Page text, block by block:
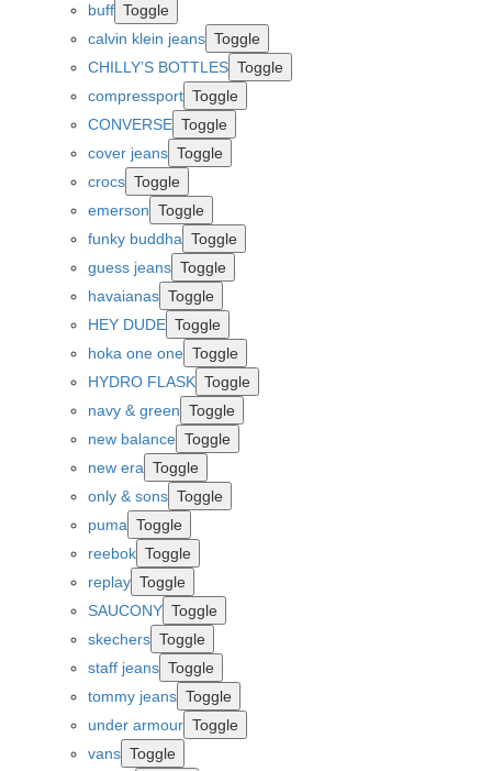
buff Toggle
calvin klein jeans Toggle
CHILLY’S BOTTLES Toggle
compressport Toggle
CONVERSE Toggle
cover jeans Toggle
crocs Toggle
emerson Toggle
funky buddha Toggle
guess jeans Toggle
havaianas Toggle
HEY DUDE Toggle
hoka one one Toggle
HYDRO FLASK Toggle
navy & green Toggle
new balance Toggle
new era Toggle
only & sons Toggle
puma Toggle
reebok Toggle
replay Toggle
SAUCONY Toggle
skechers Toggle
staff jeans Toggle
tommy jeans Toggle
under armour Toggle
vans Toggle